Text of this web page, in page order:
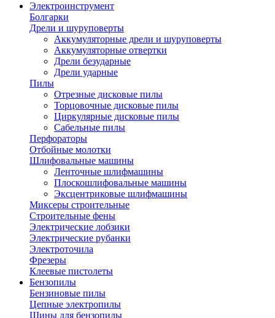
Электроинструмент
Болгарки
Дрели и шуруповерты
Аккумуляторные дрели и шуруповерты
Аккумуляторные отвертки
Дрели безударные
Дрели ударные
Пилы
Отрезные дисковые пилы
Торцовочные дисковые пилы
Циркулярные дисковые пилы
Сабельные пилы
Перфораторы
Отбойные молотки
Шлифовальные машины
Ленточные шлифмашины
Плоскошлифовальные машины
Эксцентриковые шлифмашины
Миксеры строительные
Строительные фены
Электрические лобзики
Электрические рубанки
Электроточила
Фрезеры
Клеевые пистолеты
Бензопилы
Бензиновые пилы
Цепные электропилы
Шины для бензопилы